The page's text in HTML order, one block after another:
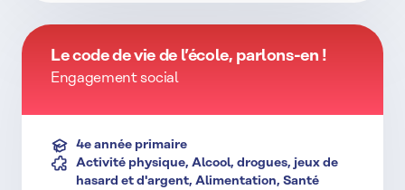
Le code de vie de l’école, parlons-en !
Engagement social
4e année primaire
Activité physique, Alcool, drogues, jeux de
hasard et d'argent, Alimentation, Santé